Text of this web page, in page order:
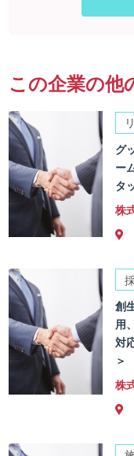
この企業の他
グ
ー
タ
株
創
用
対
＞
株